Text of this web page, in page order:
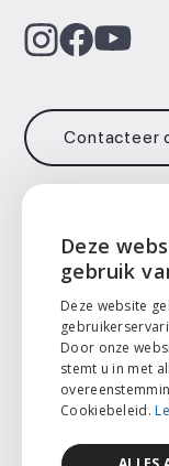
Contacteer
+32 471 73 14 65
Taal
English
Nederlands
Deze
gebruik
Deze website
Door onze
stemt u in met
Cookiebeleid.